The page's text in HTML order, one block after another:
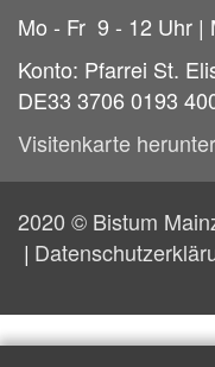
Mo - Fr 9 - 12 Uhr |
Konto: Pfarrei St.
DE33 3706 0193
Visitenkarte
2020 © Bistum